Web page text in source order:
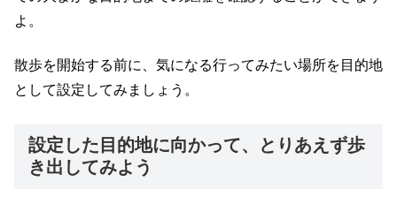
よ。
散歩を開始する前に、気になる行ってみたい場所を目的地
として設定してみましょう。
設定した目的地に向かって、とりあえず歩
き出してみよう